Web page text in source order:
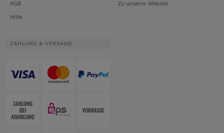
AGB
Hilfe
Zu unserer Website
ZAHLUNG & VERSAND